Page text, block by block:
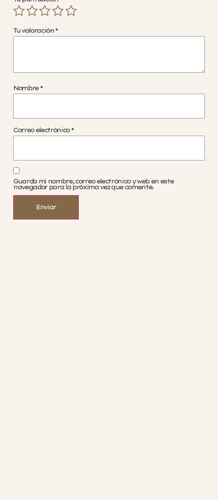
Tu valoración *
Nombre *
Correo electrónico *
Guarda mi nombre, correo electrónico y web en este
navegador para la próxima vez que comente.